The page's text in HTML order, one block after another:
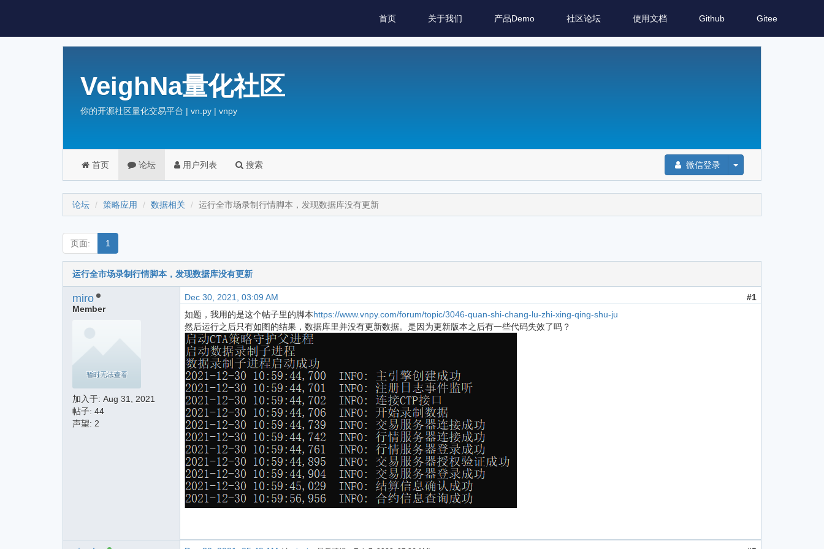
首页 关于我们 产品Demo 社区论坛 使用文档 Github Gitee
VeighNa量化社区
你的开源社区量化交易平台 | vn.py | vnpy
首页 论坛 用户列表 搜索 微信登录
论坛 策略应用 数据相关 运行全市场录制行情脚本，发现数据库没有更新
页面: 1
运行全市场录制行情脚本，发现数据库没有更新
miro
Member
加入于: Aug 31, 2021
帖子: 44
声望: 2
Dec 30, 2021, 03:09 AM
#1
如题，我用的是这个帖子里的脚本https://www.vnpy.com/forum/topic/3046-quan-shi-chang-lu-zhi-xing-qing-shu-ju
然后运行之后只有如图的结果，数据库里并没有更新数据。是因为更新版本之后有一些代码失效了吗？